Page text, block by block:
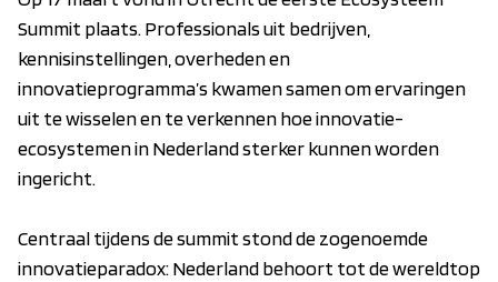
Summit plaats. Professionals uit bedrijven,
kennisinstellingen, overheden en
innovatieprogramma’s kwamen samen om ervaringen
uit te wisselen en te verkennen hoe innovatie-
ecosystemen in Nederland sterker kunnen worden
ingericht.
Centraal tijdens de summit stond de zogenoemde
innovatieparadox: Nederland behoort tot de wereldtop